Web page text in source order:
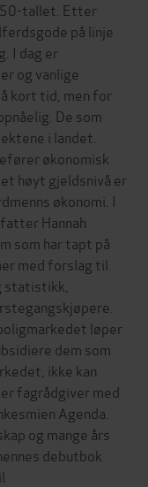
tallet. Etter
på linje
I dag er
og vanlige
kort tid, men for
De som
i landet.
økonomisk
høyt gjeldsnivå er
økonomi. I
Hannah
som har tapt på
med forslag til
statistikk,
løper
dem som
ikke kan
fagrådgiver med
Agenda.
og mange års
debutbok